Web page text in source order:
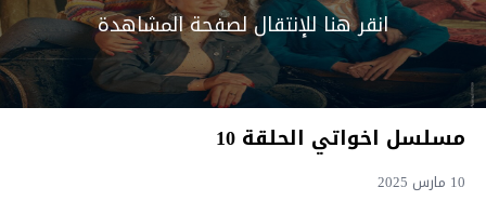
انقر هنا للإنتقال لصفحة المشاهدة
مسلسل اخواتي الحلقة 10
10 مارس 2025